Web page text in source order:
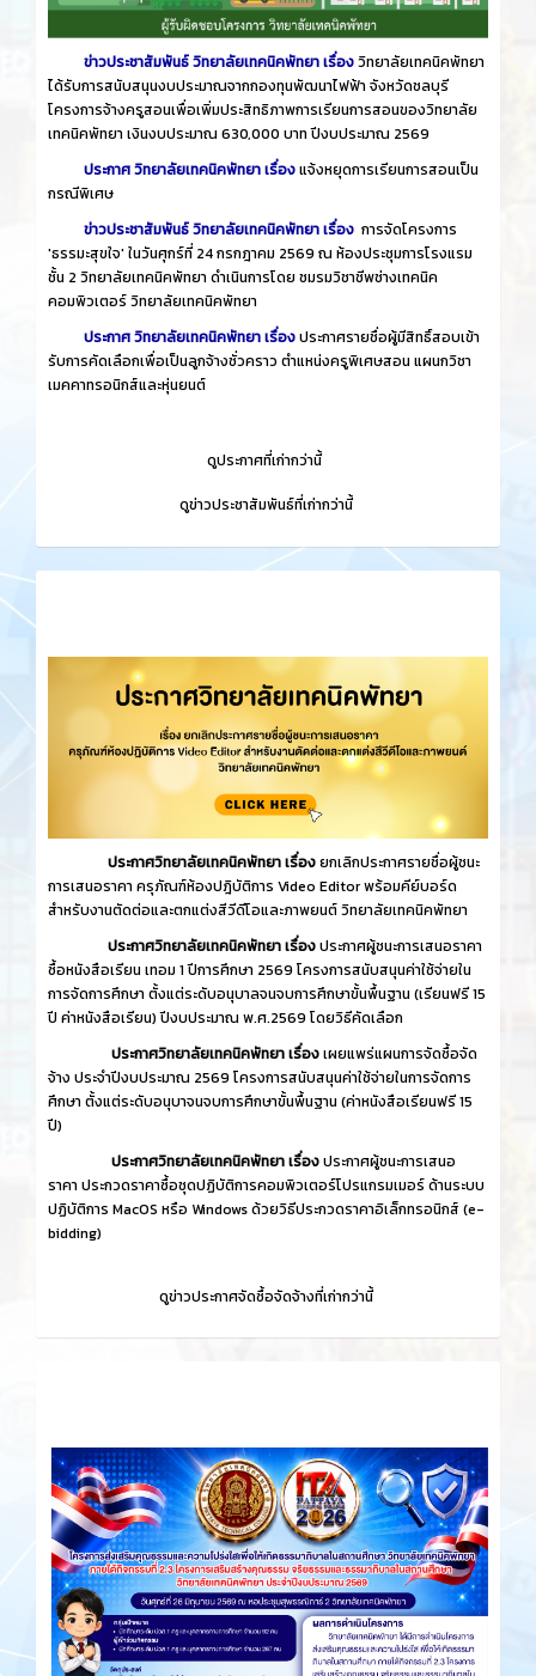
ข่าวประชาสัมพันธ์ วิทยาลัยเทคนิคพัทยา เรื่องวิทยาลัยเทคนิคพัทยา
ได้รับการสนับสนุนงบประมาณจากกองทุนพัฒนาไฟฟ้า จังหวัดชลบุรี
โครงการจ้างครูสอนเพื่อเพิ่มประสิทธิภาพการเรียนการสอนของวิทยาลัย
เทคนิคพัทยา เงินงบประมาณ 630,000 บาท ปีงบประมาณ 2569
ประกาศ วิทยาลัยเทคนิคพัทยา เรื่องแจ้งหยุดการเรียนการสอนเป็น
กรณีพิเศษ
ข่าวประชาสัมพันธ์ วิทยาลัยเทคนิคพัทยา เรื่อง การจัดโครงการ
'ธรรมะสุขใจ' ในวันศุกร์ที่ 24 กรกฎาคม 2569 ณ ห้องประชุมการโรงแรม
ชั้น 2 วิทยาลัยเทคนิคพัทยา ดำเนินการโดย ชมรมวิชาชีพช่างเทคนิค
คอมพิวเตอร์ วิทยาลัยเทคนิคพัทยา
ประกาศ วิทยาลัยเทคนิคพัทยา เรื่องประกาศรายชื่อผู้มีสิทธิ์สอบเข้า
รับการคัดเลือกเพื่อเป็นลูกจ้างชั่วคราว ตำแหน่งครูพิเศษสอน แผนกวิชา
เมคคาทรอนิกส์และหุ่นยนต์
ดูประกาศที่เก่ากว่านี้
ดูข่าวประชาสัมพันธ์ที่เก่ากว่านี้
ประกาศวิทยาลัยเทคนิคพัทยา เรื่องยกเลิกประกาศรายชื่อผู้ชนะ
การเสนอราคา ครุภัณฑ์ห้องปฎิบัติการ Video Editor พร้อมคีย์บอร์ด
สำหรับงานตัดต่อและตกแต่งสีวีดีโอและภาพยนต์ วิทยาลัยเทคนิคพัทยา
ประกาศวิทยาลัยเทคนิคพัทยา เรื่องประกาศผู้ชนะการเสนอราคา
ซื้อหนังสือเรียน เทอม 1 ปีการศึกษา 2569 โครงการสนับสนุนค่าใช้จ่ายใน
การจัดการศึกษา ตั้งแต่ระดับอนุบาลจนจบการศึกษาขั้นพื้นฐาน (เรียนฟรี 15
ปี ค่าหนังสือเรียน) ปีงบประมาณ พ.ศ.2569 โดยวิธีคัดเลือก
ประกาศวิทยาลัยเทคนิคพัทยา เรื่องเผยแพร่แผนการจัดซื้อจัด
จ้าง ประจำปีงบประมาณ 2569 โครงการสนับสนุนค่าใช้จ่ายในการจัดการ
ศึกษา ตั้งแต่ระดับอนุบาจนจบการศึกษาขั้นพื้นฐาน (ค่าหนังสือเรียนฟรี 15
ปี)
ประกาศวิทยาลัยเทคนิคพัทยา เรื่องประกาศผู้ชนะการเสนอ
ราคา ประกวดราคาซื้อชุดปฏิบัติการคอมพิวเตอร์โปรแกรมเมอร์ ด้านระบบ
ปฏิบัติการ MacOS หรือ Windows ด้วยวิธีประกวดราคาอิเล็กทรอนิกส์ (e-
bidding)
ดูข่าวประกาศจัดซื้อจัดจ้างที่เก่ากว่านี้